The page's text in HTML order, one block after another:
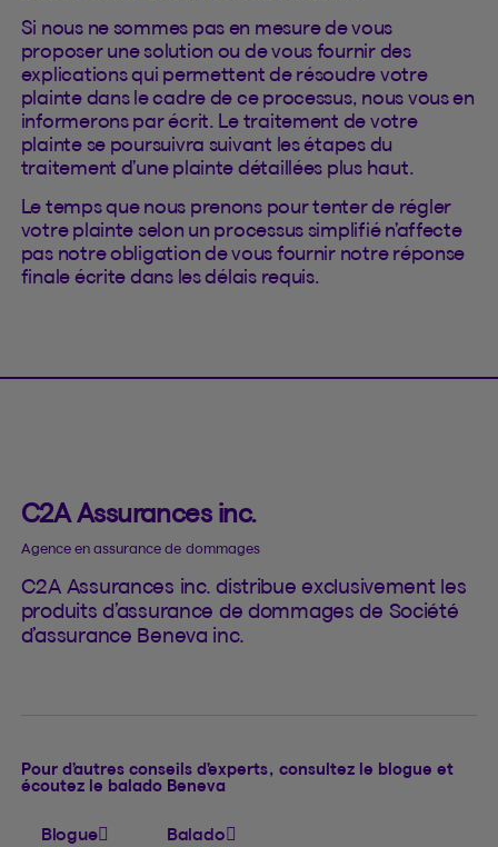
Si nous ne sommes pas en mesure de vous
proposer une solution ou de vous fournir des
explications qui permettent de résoudre votre
plainte dans le cadre de ce processus, nous vous en
informerons par écrit. Le traitement de votre
plainte se poursuivra suivant les étapes du
traitement d’une plainte détaillées plus haut.
Le temps que nous prenons pour tenter de régler
votre plainte selon un processus simplifié n’affecte
pas notre obligation de vous fournir notre réponse
finale écrite dans les délais requis.
C2A Assurances inc.
Agence en assurance de dommages
C2A Assurances inc. distribue exclusivement les
produits d’assurance de dommages de Société
d’assurance Beneva inc.
Pour d’autres conseils d’experts, consultez le blogue et
écoutez le balado Beneva
Blogue Balado